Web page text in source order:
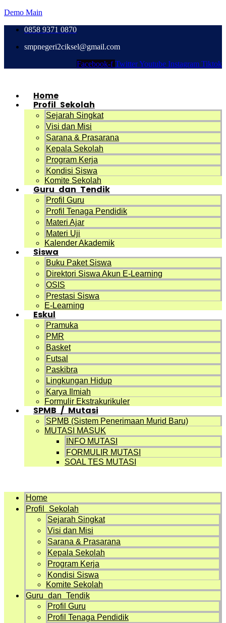
Demo Main
0858 9371 0870
smpnegeri2ciksel@gmail.com
Facebook-f TwitterYoutube Instagram Tiktok
Home
Profil Sekolah
Sejarah Singkat
Visi dan Misi
Sarana & Prasarana
Kepala Sekolah
Program Kerja
Kondisi Siswa
Komite Sekolah
Guru dan Tendik
Profil Guru
Profil Tenaga Pendidik
Materi Ajar
Materi Uji
Kalender Akademik
Siswa
Buku Paket Siswa
Direktori Siswa Akun E-Learning
OSIS
Prestasi Siswa
E-Learning
Eskul
Pramuka
PMR
Basket
Futsal
Paskibra
Lingkungan Hidup
Karya Ilmiah
Formulir Ekstrakurikuler
SPMB / Mutasi
SPMB (Sistem Penerimaan Murid Baru)
MUTASI MASUK
INFO MUTASI
FORMULIR MUTASI
SOAL TES MUTASI
Home
Profil Sekolah
Sejarah Singkat
Visi dan Misi
Sarana & Prasarana
Kepala Sekolah
Program Kerja
Kondisi Siswa
Komite Sekolah
Guru dan Tendik
Profil Guru
Profil Tenaga Pendidik